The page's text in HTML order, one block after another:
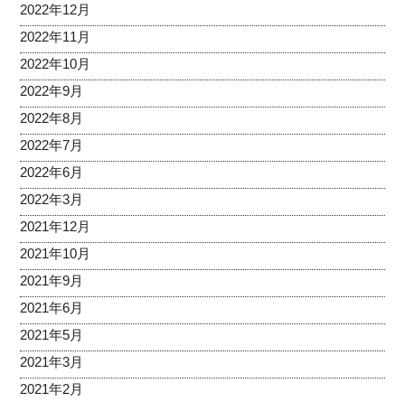
2022年12月
2022年11月
2022年10月
2022年9月
2022年8月
2022年7月
2022年6月
2022年3月
2021年12月
2021年10月
2021年9月
2021年6月
2021年5月
2021年3月
2021年2月